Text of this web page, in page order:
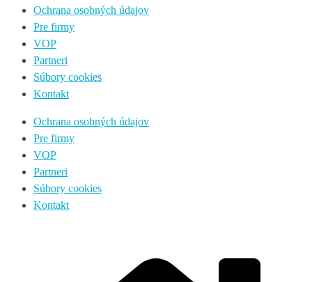
Ochrana osobných údajov
Pre firmy
VOP
Partneri
Súbory cookies
Kontakt
Ochrana osobných údajov
Pre firmy
VOP
Partneri
Súbory cookies
Kontakt